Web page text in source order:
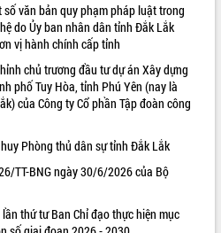
số văn bản quy phạm pháp luật trong
do Ủy ban nhân dân tỉnh Đắk Lắk
vị hành chính cấp tỉnh
chủ trương đầu tư dự án Xây dựng
phố Tuy Hòa, tỉnh Phú Yên (nay là
của Công ty Cổ phần Tập đoàn công
Phòng thủ dân sự tỉnh Đắk Lắk
TT-BNG ngày 30/6/2026 của Bộ
thứ tư Ban Chỉ đạo thực hiện mục